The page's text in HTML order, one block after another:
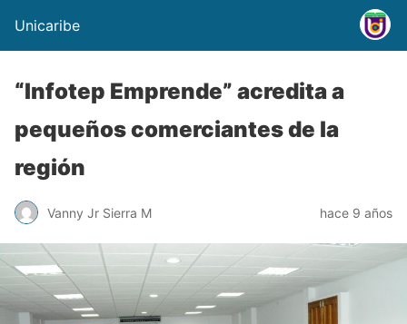
Unicaribe
“Infotep Emprende” acredita a
pequeños comerciantes de la
región
Vanny Jr Sierra M hace 9 años